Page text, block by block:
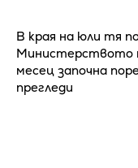
В края на юли тя
Министерството
месец започна
прегледи